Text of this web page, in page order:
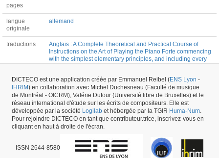
pages
langue
originale
allemand
traductions
Anglais : A Complete Theoretical and Practical Course of
Instructions on the Art of Playing the Piano Forte commencing
with the simplest elementary principles, and including every
compositeur Johann Nepomuk Hummel (1778-1837)
Ouvrage #2109 -dernière mise à jour 20/03/2021, créé le 08/11/2016 par
Emmanuel Reibel
DICTECO est une application créée par Emmanuel Reibel (ENS Lyon -
IHRIM) en collaboration avec Michel Duchesneau (Faculté de musique
de Montréal - OICRM), Valérie Dufour (Université libre de Bruxelles) et le
réseau international d'étude sur les écrits de compositeurs. Elle est
développée par la société Logilab et hébergée par la TGIR Huma-Num
Pour rejoindre DICTECO en tant que contributeur.trice, inscrivez-vous en
cliquant en haut à droite de l'écran.
ISSN 2644-8580